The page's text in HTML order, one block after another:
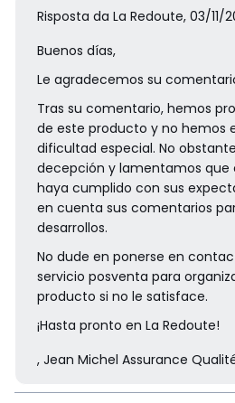
Risposta da La Redoute, 03/11/
Buenos días,
Le agradecemos su
Tras su comentario, hemos
de este producto y no hemos
dificultad especial. No
decepción y lamentamos que
haya cumplido con sus
en cuenta sus comentarios
desarrollos.
No dude en ponerse en
servicio posventa para
producto si no le satisface.
¡Hasta pronto en La Redoute!
, Jean Michel Assurance